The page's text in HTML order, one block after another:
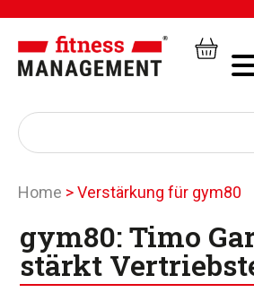
Home >Verstärkung für gym80
gym80: Timo
stärkt